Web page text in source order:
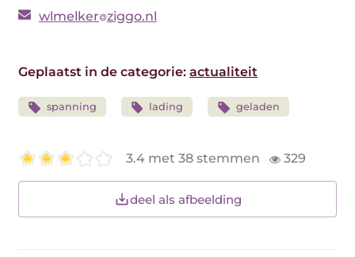
wlmelker ziggo.nl
Geplaatst in de categorie: actualiteit
spanning lading geladen
3.4 met 38 stemmen 329
deel als afbeelding